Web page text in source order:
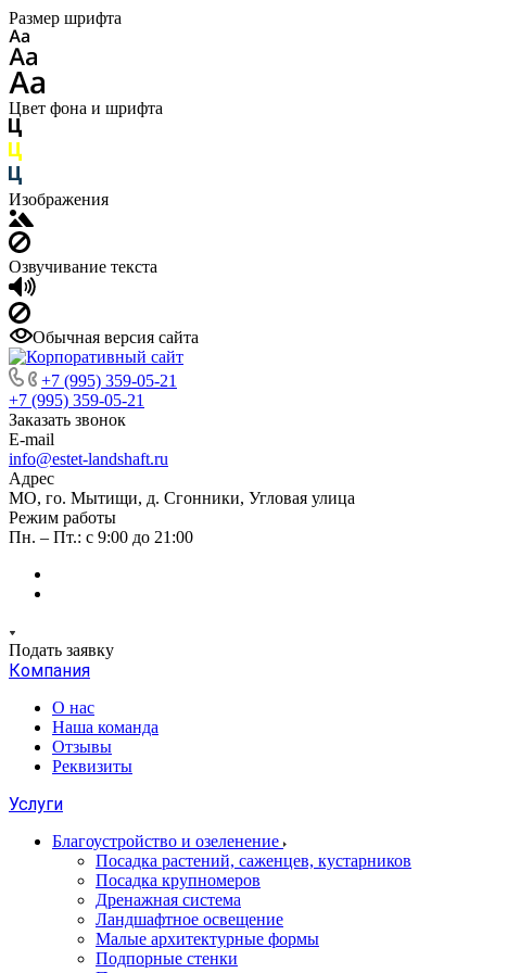
Размер шрифта
Цвет фона и шрифта
Изображения
Озвучивание текста
Обычная версия сайта
+7 (995) 359-05-21
+7 (995) 359-05-21
Заказать звонок
E-mail
info@estet-landshaft.ru
Адрес
МО, го. Мытищи, д. Сгонники, Угловая улица
Режим работы
Пн. – Пт.: с 9:00 до 21:00
Подать заявку
Компания
О нас
Наша команда
Отзывы
Реквизиты
Услуги
Благоустройство и озеленение
Посадка растений, саженцев, кустарников
Посадка крупномеров
Дренажная система
Ландшафтное освещение
Малые архитектурные формы
Подпорные стенки